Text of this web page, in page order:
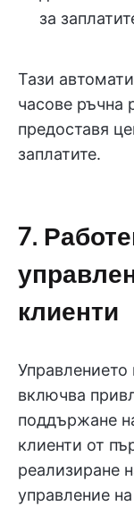
за
Тази
часове ръчна
предоставя
заплатите.
7.
клиенти
Управлението
включва
поддържане
клиенти от
реализиране
управление